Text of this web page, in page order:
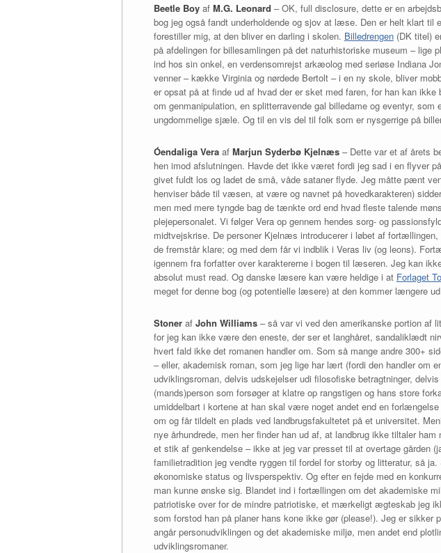
Beetle Boyaf M.G. Leonard – OK, full disclosure, dette er en
bog jeg også fandt underholdende og sjov at læse. Den er helt klart
forestiller mig, at den bliver en darling i skolen. Billedrengen(DK titel)
på afdelingen for billesamlingen på det naturhistoriske museum –
ind hos sin onkel, en verdensomrejst arkæolog med seriøse Indiana
venner – kække Virginia og nørdede Bertolt – i en ny skole, bliver
er opsat på at finde ud af hvad der er sket med faren, for han kan
om genmanipulation, en splitterravende gal billedame og eventyr,
ungdommelige sjæle. Og til en vis del til folk som er nysgerrige på
Óendaliga Veraaf Marjun Syderbø Kjelnæs– Dette var et af årets
hen imod afslutningen. Havde det ikke været fordi jeg sad i en flyver
givet fuldt los og ladet de små, våde sataner flyde. Jeg måtte pænt
henviser både til væsen, at være og navnet på hovedkarakteren)
men med mere tyngde bag de tænkte ord end hvad fleste talende
plejepersonalet. Vi følger Vera op gennem hendes sorg- og
midtvejskrise. De personer Kjelnæs introducerer i løbet af
de fremstår klare; og med dem får vi indblik i Veras liv (og leons).
igennem fra forfatter over karaktererne i bogen til læseren. Jeg kan
absolut must read. Og danske læsere kan være heldige i at Forlaget
meget for denne bog (og potentielle læsere) at den kommer længere
Stoneraf John Williams– så var vi ved den amerikanske portion af
for jeg kan ikke være den eneste, der ser et langhåret, sandaliklædt
hvert fald ikke det romanen handler om. Som så mange andre 300+
– eller, akademisk roman, som jeg lige har lært (fordi den handler om
udviklingsroman, delvis udskejelser udi filosofiske betragtninger,
(mands)person som forsøger at klatre op rangstigen og hans store
umiddelbart i kortene at han skal være noget andet end en
om og får tildelt en plads ved landbrugsfakultetet på et universitet.
nye århundrede, men her finder han ud af, at landbrug ikke tiltaler
et stik af genkendelse – ikke at jeg var presset til at overtage gården
familietradition jeg vendte ryggen til fordel for storby og litteratur, så
økonomiske status og livsperspektiv. Og efter en fejde med en
man kunne ønske sig. Blandet ind i fortællingen om det akademiske
patriotiske over for de mindre patriotiske, et mærkeligt ægteskab jeg
som forstod han på planer hans kone ikke gør (please!). Jeg er
angår personudviklingen og det akademiske miljø, men andet end
udviklingsromaner.